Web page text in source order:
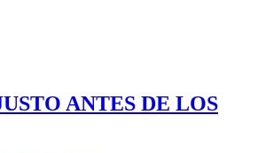
ANTES DE LOS